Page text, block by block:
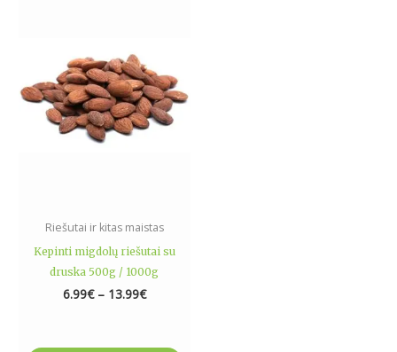
Riešutai ir kitas maistas
Kepinti migdolų riešutai su
druska 500g / 1000g
6.99€ – 13.99€
multiple
variants.
The
options
may
page